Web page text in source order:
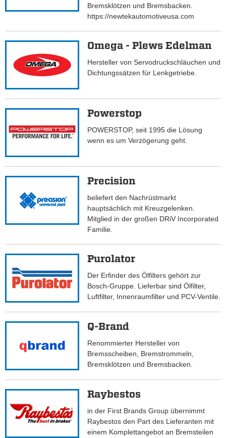
Bremsklötzen und Bremsbacken.
https://newtekautomotiveusa.com
Omega - Plews Edelman
Hersteller von Servodruckschläuchen und
Dichtungssätzen für Lenkgetriebe.
Powerstop
POWERSTOP, seit 1995 die Lösung
wenn es um Verzögerung geht.
Precision
beliefert den Nachrüstmarkt
hauptsächlich mit Kreuzgelenken.
Mitglied in der großen DRiV Incorporated
Familie.
Purolator
Der Erfinder des Ölfilters gehört zur
Bosch-Gruppe. Lieferbar sind Ölfilter,
Luftfilter, Innenraumfilter und PCV-Ventile.
Q-Brand
Renommierter Hersteller von
Bremsscheiben, Bremstrommeln,
Bremsklötzen und Bremsbacken.
Raybestos
in der First Brands Group übernimmt
Raybestos den Part des Lieferanten mit
einem Komplettangebot an Bremsteilen